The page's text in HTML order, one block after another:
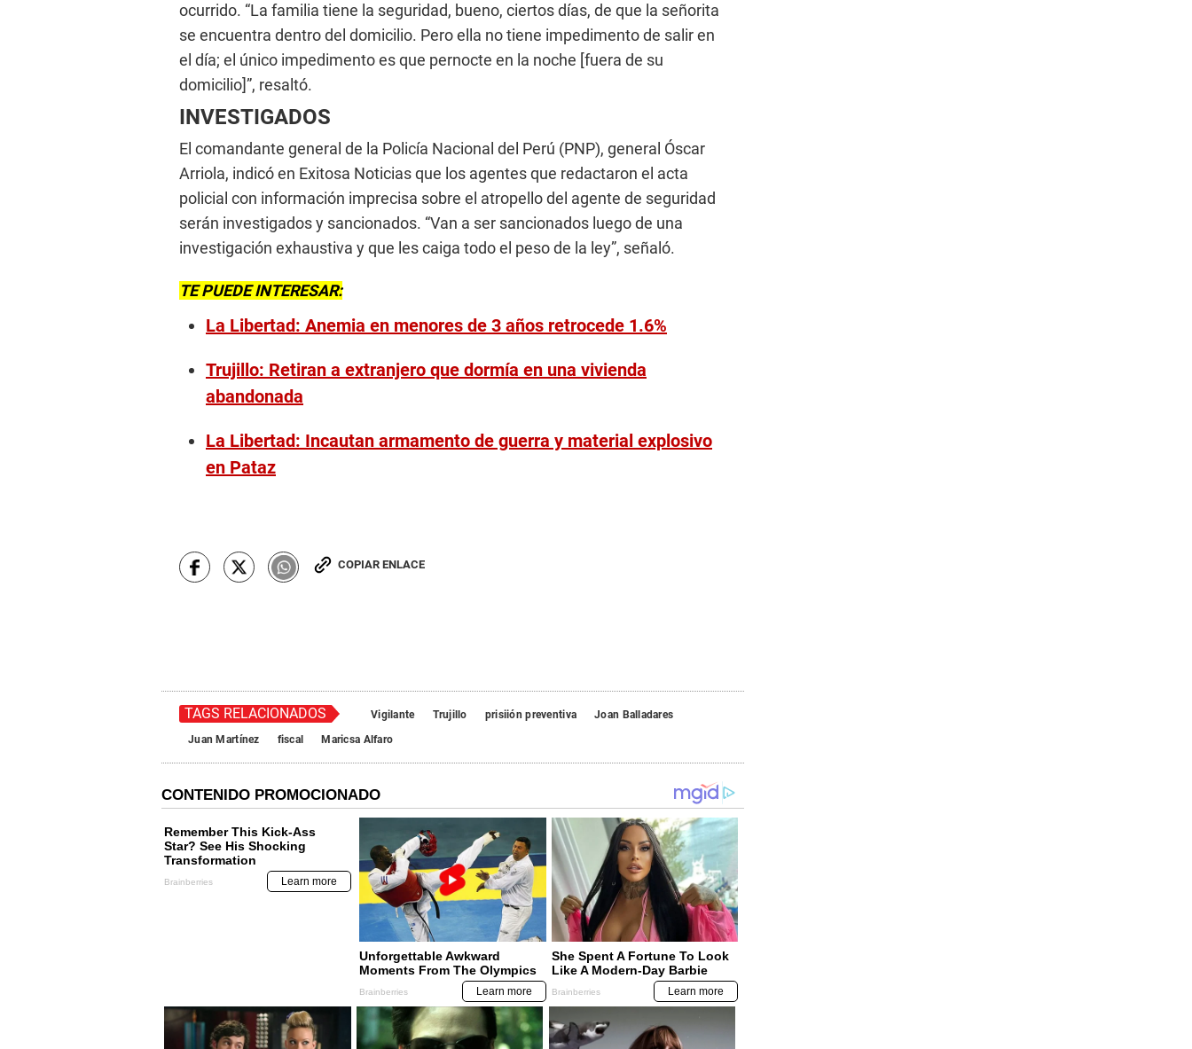
ocurrido. “La familia tiene la seguridad, bueno, ciertos días, de que la señorita
se encuentra dentro del domicilio. Pero ella no tiene impedimento de salir en
el día; el único impedimento es que pernocte en la noche [fuera de su
domicilio]”, resaltó.
INVESTIGADOS
El comandante general de la Policía Nacional del Perú (PNP), general Óscar
Arriola, indicó en Exitosa Noticias que los agentes que redactaron el acta
policial con información imprecisa sobre el atropello del agente de seguridad
serán investigados y sancionados. “Van a ser sancionados luego de una
investigación exhaustiva y que les caiga todo el peso de la ley”, señaló.
TE PUEDE INTERESAR:
La Libertad: Anemia en menores de 3 años retrocede 1.6%
Trujillo: Retiran a extranjero que dormía en una vivienda
abandonada
La Libertad: Incautan armamento de guerra y material explosivo
en Pataz
COPIAR ENLACE
TAGS RELACIONADOS Vigilante Trujillo prisiión preventiva
Joan Balladares
Juan Martínez
fiscal Maricsa Alfaro